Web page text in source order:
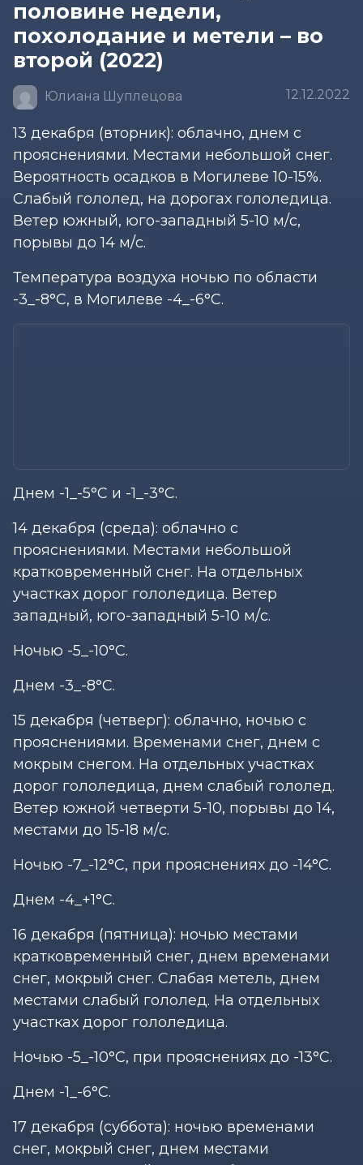
половине недели,
похолодание и метели – во
второй (2022)
Юлиана Шуплецова 12.12.2022
13 декабря (вторник): облачно, днем с
прояснениями. Местами небольшой снег.
Вероятность осадков в Могилеве 10-15%.
Слабый гололед, на дорогах гололедица.
Ветер южный, юго-западный 5-10 м/с,
порывы до 14 м/с.
Температура воздуха ночью по области
-3_-8°С, в Могилеве -4_-6°С.
Днем -1_-5°С и -1_-3°С.
14 декабря (среда): облачно с
прояснениями. Местами небольшой
кратковременный снег. На отдельных
участках дорог гололедица. Ветер
западный, юго-западный 5-10 м/с.
Ночью -5_-10°С.
Днем -3_-8°С.
15 декабря (четверг): облачно, ночью с
прояснениями. Временами снег, днем с
мокрым снегом. На отдельных участках
дорог гололедица, днем слабый гололед.
Ветер южной четверти 5-10, порывы до 14,
местами до 15-18 м/с.
Ночью -7_-12°С, при прояснениях до -14°С.
Днем -4_+1°С.
16 декабря (пятница): ночью местами
кратковременный снег, днем временами
снег, мокрый снег. Слабая метель, днем
местами слабый гололед. На отдельных
участках дорог гололедица.
Ночью -5_-10°С, при прояснениях до -13°С.
Днем -1_-6°С.
17 декабря (суббота): ночью временами
снег, мокрый снег, днем местами